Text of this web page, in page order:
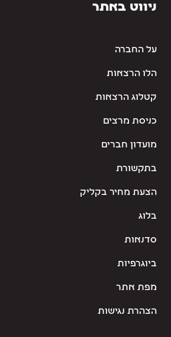
ניווט באתר
על החברה
הלו הרצאות
קטלוג הרצאות
כניסת מרצים
מועדון חברים
בתקשורת
הצעת מחיר בקליק
בלוג
סדנאות
ביוגרפיות
מפת אתר
הצהרת נגישות